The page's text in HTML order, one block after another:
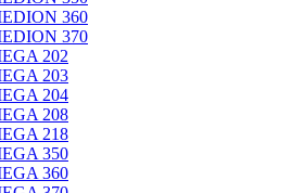
360
370
202
203
204
208
218
350
360